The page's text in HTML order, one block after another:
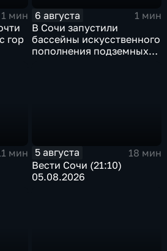
1 мин
гор
6 августа
1 мин
В Сочи запустили
бассейны искусственного
пополнения подземных
мин
5 августа
18 мин
Вести Сочи (21:10)
05.08.2026